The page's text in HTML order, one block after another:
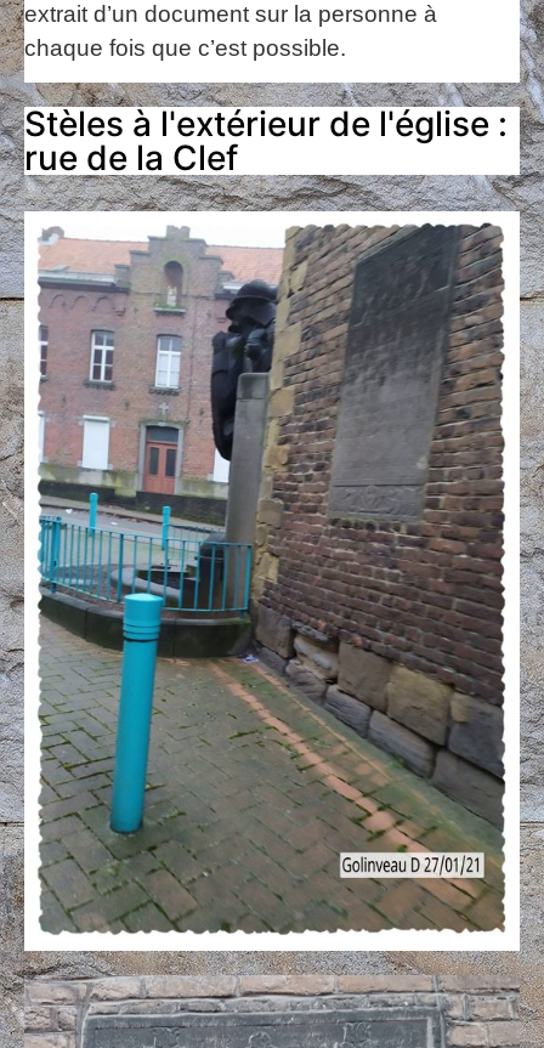
extrait d’un document sur la personne à
chaque fois que c’est possible.
Stèles à l'extérieur de l'église :
rue de la Clef